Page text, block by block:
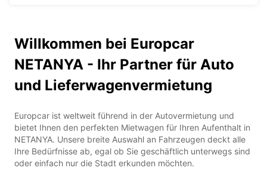
Willkommen bei Europcar
NETANYA - Ihr Partner für Auto
und Lieferwagenvermietung
Europcar ist weltweit führend in der Autovermietung und
bietet Ihnen den perfekten Mietwagen für Ihren Aufenthalt in
NETANYA. Unsere breite Auswahl an Fahrzeugen deckt alle
Ihre Bedürfnisse ab, egal ob Sie geschäftlich unterwegs sind
oder einfach nur die Stadt erkunden möchten.